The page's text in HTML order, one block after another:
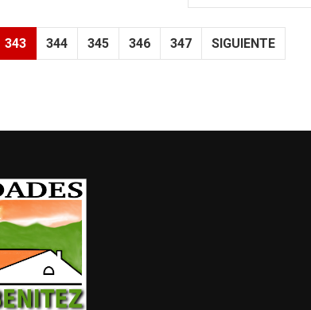
343 344 345 346 347 SIGUIENTE